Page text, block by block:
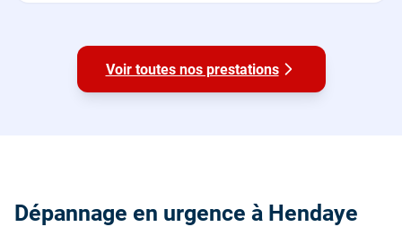
Voir toutes nos prestations
Dépannage en urgence à Hendaye